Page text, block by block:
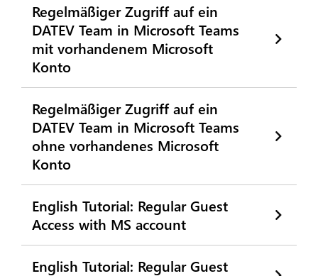
Regelmäßiger Zugriff auf ein
DATEV Team in Microsoft Teams
mit vorhandenem Microsoft
Konto
Regelmäßiger Zugriff auf ein
DATEV Team in Microsoft Teams
ohne vorhandenes Microsoft
Konto
English Tutorial: Regular Guest
Access with MS account
English Tutorial: Regular Guest